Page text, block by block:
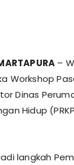
–
Workshop
Dinas
Hidup
langkah